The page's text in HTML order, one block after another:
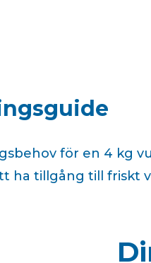
för en 4 kg
ha tillgång till friskt